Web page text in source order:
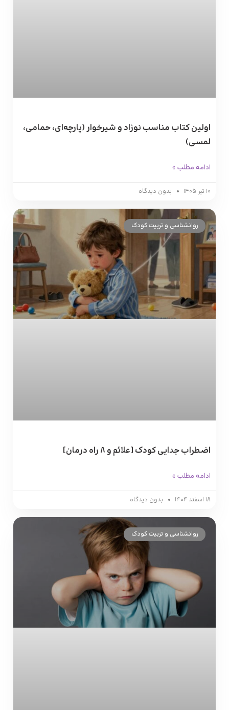
اولین کتاب‌ مناسب نوزاد و شیرخوار (پارچه‌ای، حمامی،
لمسی)
ادامه مطلب »
۱۰ تیر ۱۴۰۵ بدون دیدگاه
روانشناسی و تربیت کودک
اضطراب جدایی کودک [علائم و ۸ راه درمان]
ادامه مطلب »
۱۸ اسفند ۱۴۰۴ بدون دیدگاه
روانشناسی و تربیت کودک